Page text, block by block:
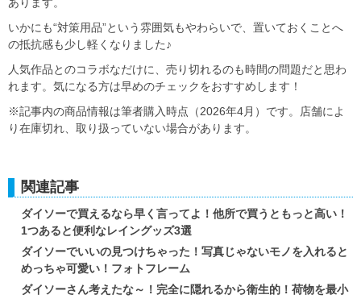
あります。
いかにも“対策用品”という雰囲気もやわらいで、置いておくことへ
の抵抗感も少し軽くなりました♪
人気作品とのコラボなだけに、売り切れるのも時間の問題だと思わ
れます。気になる方は早めのチェックをおすすめします！
※記事内の商品情報は筆者購入時点（2026年4月）です。店舗によ
り在庫切れ、取り扱っていない場合があります。
関連記事
ダイソーで買えるなら早く言ってよ！他所で買うともっと高い！
1つあると便利なレイングッズ3選
ダイソーでいいの見つけちゃった！写真じゃないモノを入れると
めっちゃ可愛い！フォトフレーム
ダイソーさん考えたな～！完全に隠れるから衛生的！荷物を最小